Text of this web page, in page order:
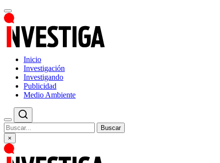
Inicio
Investigación
Investigando
Publicidad
Medio Ambiente
Buscar
×